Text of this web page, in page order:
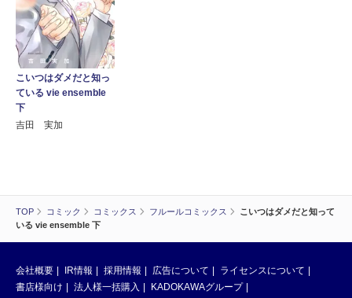
TOP コミック コミックス フルールコミックス
こいつはダメだと知って
いる vie ensemble 下
こいつはダメだと知っ
ている vie ensemble
下
吉田 実加
会社概要 IR情報 採用情報 広告について
ライセンスについて
書店様向け
法人様一括購入 KADOKAWAグループ